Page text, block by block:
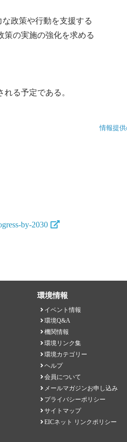
政策や行動を支援する
策の実施の強化を求める
る予定である。
情報提供
by-2030
環境情報
イベント情報
環境Q&A
機関情報
環境リンク集
環境カテゴリー
ヘルプ
会員について
メールマガジンお申し込み
プライバシーポリシー
サイトマップ
EICネット リンクポリシー